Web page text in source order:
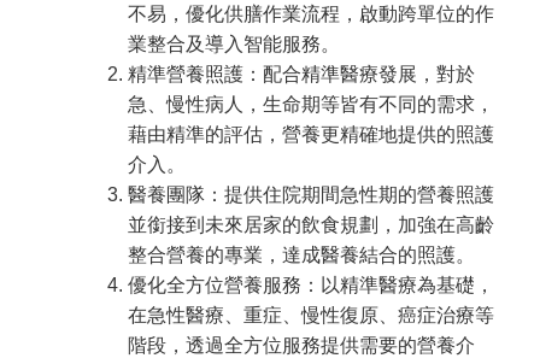
不易，優化供膳作業流程，啟動跨單位的作
業整合及導入智能服務。
精準營養照護：配合精準醫療發展，對於
急、慢性病人，生命期等皆有不同的需求，
藉由精準的評估，營養更精確地提供的照護
介入。
醫養團隊：提供住院期間急性期的營養照護
並銜接到未來居家的飲食規劃，加強在高齡
整合營養的專業，達成醫養結合的照護。
優化全方位營養服務：以精準醫療為基礎，
在急性醫療、 重症、慢性復原
癌症治療等
階段 ， 透過全方位服務提供需要的營養介